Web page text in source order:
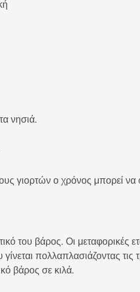
νησιά.
γιορτών ο χρόνος μπορεί να
του βάρος. Οι μεταφορικές
πολλαπλασιάζοντας τις
βάρος σε κιλά.